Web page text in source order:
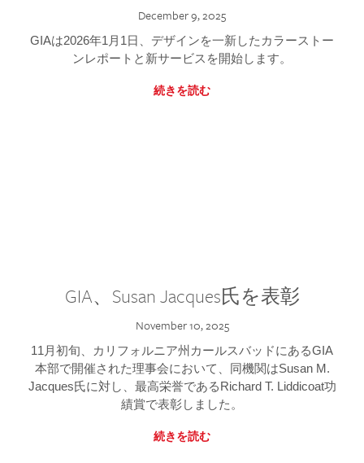
December 9, 2025
GIAは2026年1月1日、デザインを一新したカラーストー
ンレポートと新サービスを開始します。
続きを読む
GIA、Susan Jacques氏を表彰
November 10, 2025
11月初旬、カリフォルニア州カールスバッドにあるGIA
本部で開催された理事会において、同機関はSusan M.
Jacques氏に対し、最高栄誉であるRichard T. Liddicoat功
績賞で表彰しました。
続きを読む